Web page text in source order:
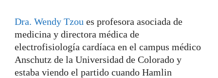
Dra. Wendy Tzou es profesora asociada de
medicina y directora médica de
electrofisiología cardíaca en el campus médico
Anschutz de la Universidad de Colorado y
estaba viendo el partido cuando Hamlin